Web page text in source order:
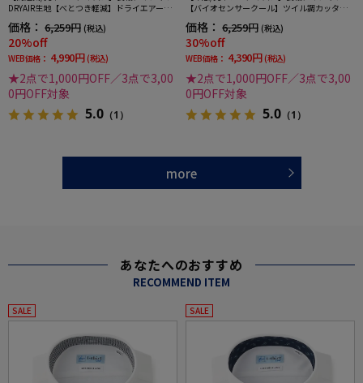
DRYAIR生地【べとつき軽減】ドライエアース
定ストレッチ防汚効果吸汗速乾ワイシャツ春
夏
価格： 6,259円 (税込)
20%off
WEB価格： 4,990円 (税込)
★2点で1,000円OFF／3点で3,00
0円OFF対象
5.0 （1）
【バイオセンサークール】ツイル調カッタウ
汗速乾ワイシャツ春夏
価格： 6,259円 (税込)
30%off
WEB価格： 4,390円 (税込)
★2点で1,000円OFF／3点で3,00
0円OFF対象
5.0 （1）
more
あなたへのおすすめ
RECOMMEND ITEM
SALE SALE